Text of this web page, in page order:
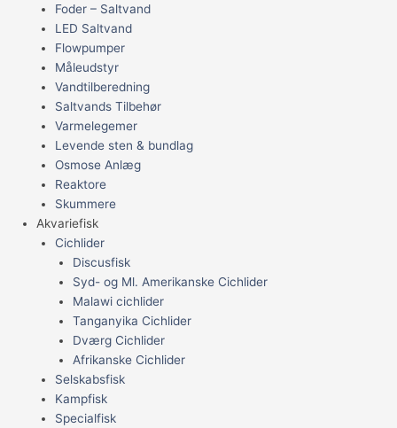
Foder – Saltvand
LED Saltvand
Flowpumper
Måleudstyr
Vandtilberedning
Saltvands Tilbehør
Varmelegemer
Levende sten & bundlag
Osmose Anlæg
Reaktore
Skummere
Akvariefisk
Cichlider
Discusfisk
Syd- og Ml. Amerikanske Cichlider
Malawi cichlider
Tanganyika Cichlider
Dværg Cichlider
Afrikanske Cichlider
Selskabsfisk
Kampfisk
Specialfisk